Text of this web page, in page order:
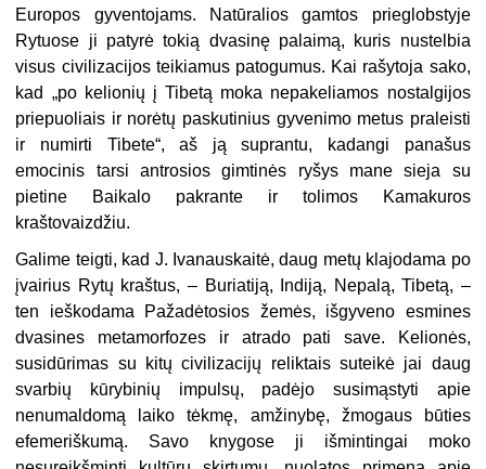
Europos gyventojams. Natūralios gamtos prieglobstyje
Rytuose ji patyrė tokią dvasinę palaimą, kuris nustelbia
visus ci­vilizacijos teikiamus patogumus. Kai rašytoja sako,
kad „po kelionių į Tibetą moka nepakeliamos nostalgijos
priepuoliais ir norėtų paskutinius gyvenimo metus praleisti
ir numirti Tibete“, aš ją suprantu, kadangi panašus
emocinis tarsi antrosios gimtinės ryšys mane sieja su
pietine Baikalo pakrante ir tolimos Kamakuros
kraštovaizdžiu.
Galime teigti, kad J. Ivanauskaitė, daug metų klajodama po
įvairius Rytų kraštus, – Buriatiją, Indiją, Nepalą, Tibetą, –
ten ieškodama Pažadėtosios žemės, išgyveno esmines
dvasines metamorfozes ir atrado pati save. Kelionės,
susidūri­mas su kitų civilizacijų reliktais suteikė jai daug
svarbių kūrybinių impulsų, padėjo susimąstyti apie
nenumaldomą laiko tėkmę, amžinybę, žmogaus būties
efemeriškumą. Savo knygose ji išmintingai moko